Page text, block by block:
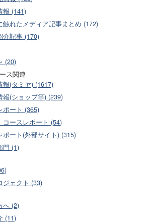
報 (141)
触れたメディア記事まとめ (172)
介記事 (170)
(20)
ス関連
報(タミヤ) (1617)
報(ショップ等) (239)
ポート (365)
コースレポート (54)
ポート(外部サイト) (315)
門 (1)
ジェクト (33)
へ (2)
(11)